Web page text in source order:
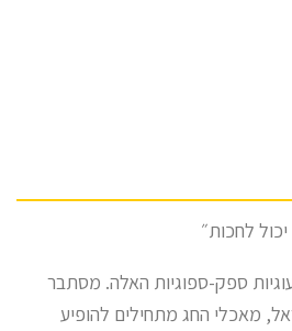
לחכות״
ספק-ספוגיות האלה. מסתבר
מאכלי החג מתחילים להופיע